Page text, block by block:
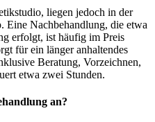
liegen jedoch in der
Eine Nachbehandlung, die etwa
erfolgt, ist häufig im Preis
für ein länger anhaltendes
Beratung, Vorzeichnen,
etwa zwei Stunden.
an?